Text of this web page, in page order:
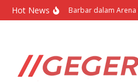
Lewati ke konten
Hot NewsPolitik Barbar dalam Arena